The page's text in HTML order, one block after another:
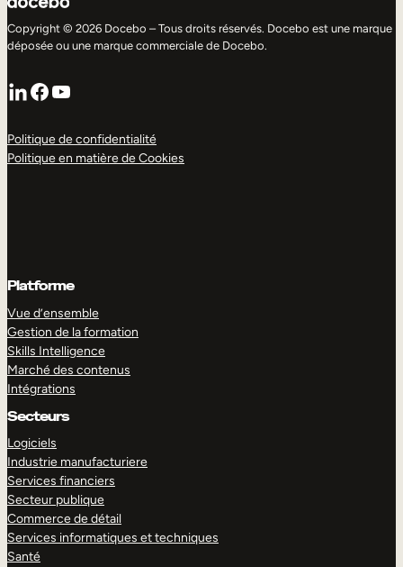
Copyright © 2026 Docebo – Tous droits réservés. Docebo est une marque
déposée ou une marque commerciale de Docebo.
LinkedIn
Facebook
YouTube
Politique de confidentialité
Politique en matière de Cookies
Platforme
Vue d’ensemble
Gestion de la formation
Skills Intelligence
Marché des contenus
Intégrations
Secteurs
Logiciels
Industrie manufacturiere
Services financiers
Secteur publique
Commerce de détail
Services informatiques et techniques
Santé